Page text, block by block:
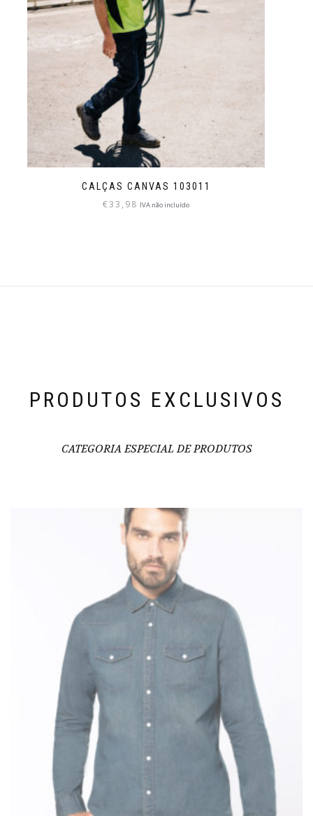
CALÇAS CANVAS 103011
€33,98 IVA não incluído
PRODUTOS EXCLUSIVOS
CATEGORIA ESPECIAL DE PRODUTOS